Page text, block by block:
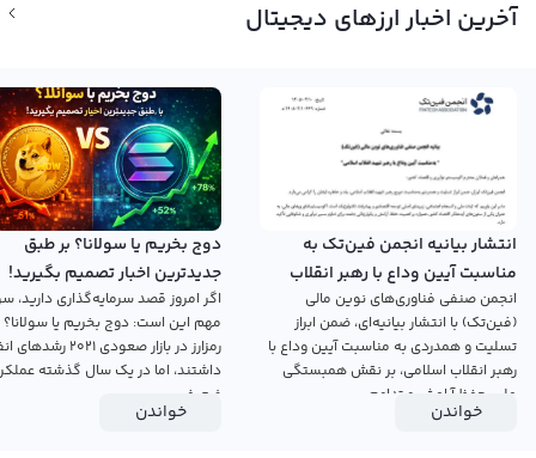
آخرین اخبار ارزهای دیجیتال
انتشار بیانیه انجمن فین‌تک به
مناسبت آیین وداع با رهبر انقلاب
اسلامی
انجمن صنفی فناوری‌های نوین مالی
(فین‌تک) با انتشار بیانیه‌ای، ضمن ابراز
تسلیت و همدردی به مناسبت آیین وداع با
رهبر انقلاب اسلامی، بر نقش همبستگی
ملی، حفظ آرامش و تداوم...
خواندن
دوج بخریم یا سولانا؟ بر طبق
جدیدترین اخبار تصمیم بگیرید!
اگر امروز قصد سرمایه‌گذاری دارید،
مهم این است: دوج بخریم یا
رمزارز در بازار صعودی ۲۰۲۱
داشتند، اما در یک سال گذشته
ضعیفی...
خواندن